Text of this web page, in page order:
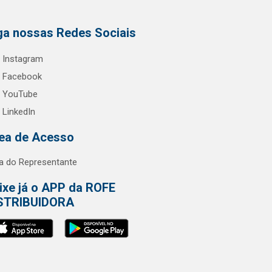
nossas Redes Sociais
Instagram
Facebook
YouTube
LinkedIn
de Acesso
do Representante
já o APP da ROFE